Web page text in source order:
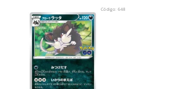
Código: 648